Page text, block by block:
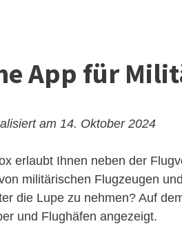
App für
am 14. Oktober 2024
erlaubt Ihnen neben der
militärischen Flugzeugen
die Lupe zu nehmen? Auf
und Flughäfen angezeigt.